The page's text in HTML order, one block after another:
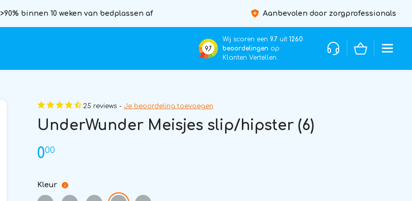
>90% binnen 10 weken van bedplassen af Aanbevolen door zorgprofessionals
9,7
Wij scoren een 9.7 uit 1260
beoordelingen op
Klanten Vertellen.
25 reviews - Je beoordeling toevoegen
UnderWunder Meisjes slip/hipster (6)
000
Kleur